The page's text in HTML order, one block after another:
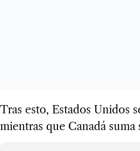
Tras esto, Estados Unidos
mientras que Canadá